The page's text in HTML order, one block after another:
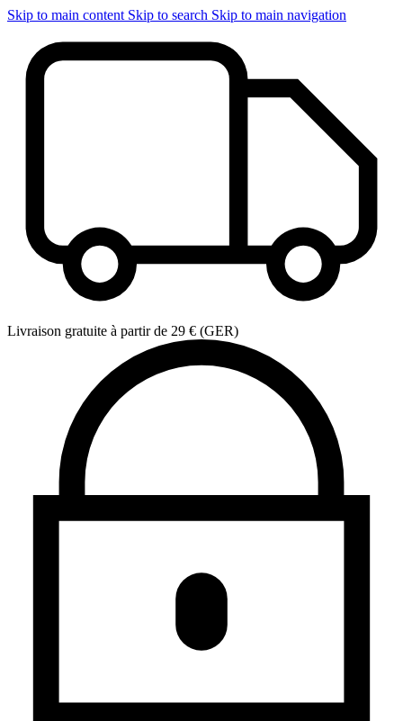
Skip to main content Skip to search Skip to main navigation
Livraison gratuite à partir de 29 € (GER)